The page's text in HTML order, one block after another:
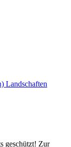
Landschaften
geschützt! Zur